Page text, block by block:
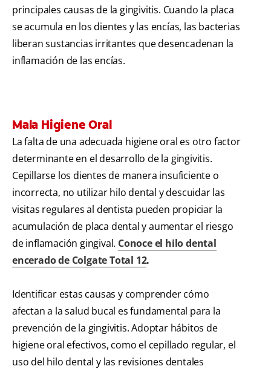
principales causas de la gingivitis. Cuando la placa
se acumula en los dientes y las encías, las bacterias
liberan sustancias irritantes que desencadenan la
inflamación de las encías.
Mala Higiene Oral
La falta de una adecuada higiene oral es otro factor
determinante en el desarrollo de la gingivitis.
Cepillarse los dientes de manera insuficiente o
incorrecta, no utilizar hilo dental y descuidar las
visitas regulares al dentista pueden propiciar la
acumulación de placa dental y aumentar el riesgo
de inflamación gingival. Conoce el hilo dental
encerado de Colgate Total 12.
Identificar estas causas y comprender cómo
afectan a la salud bucal es fundamental para la
prevención de la gingivitis. Adoptar hábitos de
higiene oral efectivos, como el cepillado regular, el
uso del hilo dental y las revisiones dentales